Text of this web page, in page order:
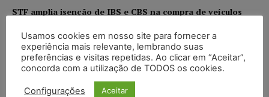
STF amplia isenção de IBS e CBS na compra de veículos
níveis
DIREITO TRIBUTÁRIO 07/08/2026
Justiça do Trabalho mantém justa causa de empregado que
vendia canetas emagrecedoras no local de trabalho
Usamos cookies em nosso site para fornecer a
experiência mais relevante, lembrando suas
preferências e visitas repetidas. Ao clicar em “Aceitar”,
concorda com a utilização de TODOS os cookies.
Configurações Aceitar